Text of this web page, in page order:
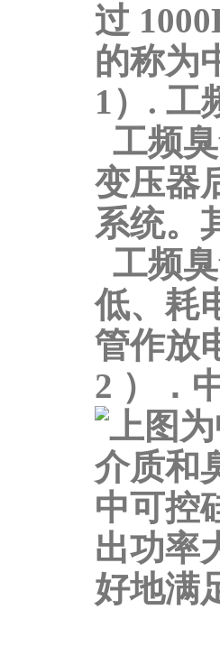
过
的称为
1）. 工
工频
变压器
系统。
工频
低、耗
管作放
2 ）．
上图
介质和
中可控
出功率
好地满